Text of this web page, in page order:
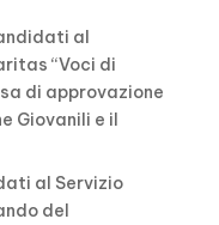
al
“Voci di
di approvazione
Giovanili e il
al Servizio
del